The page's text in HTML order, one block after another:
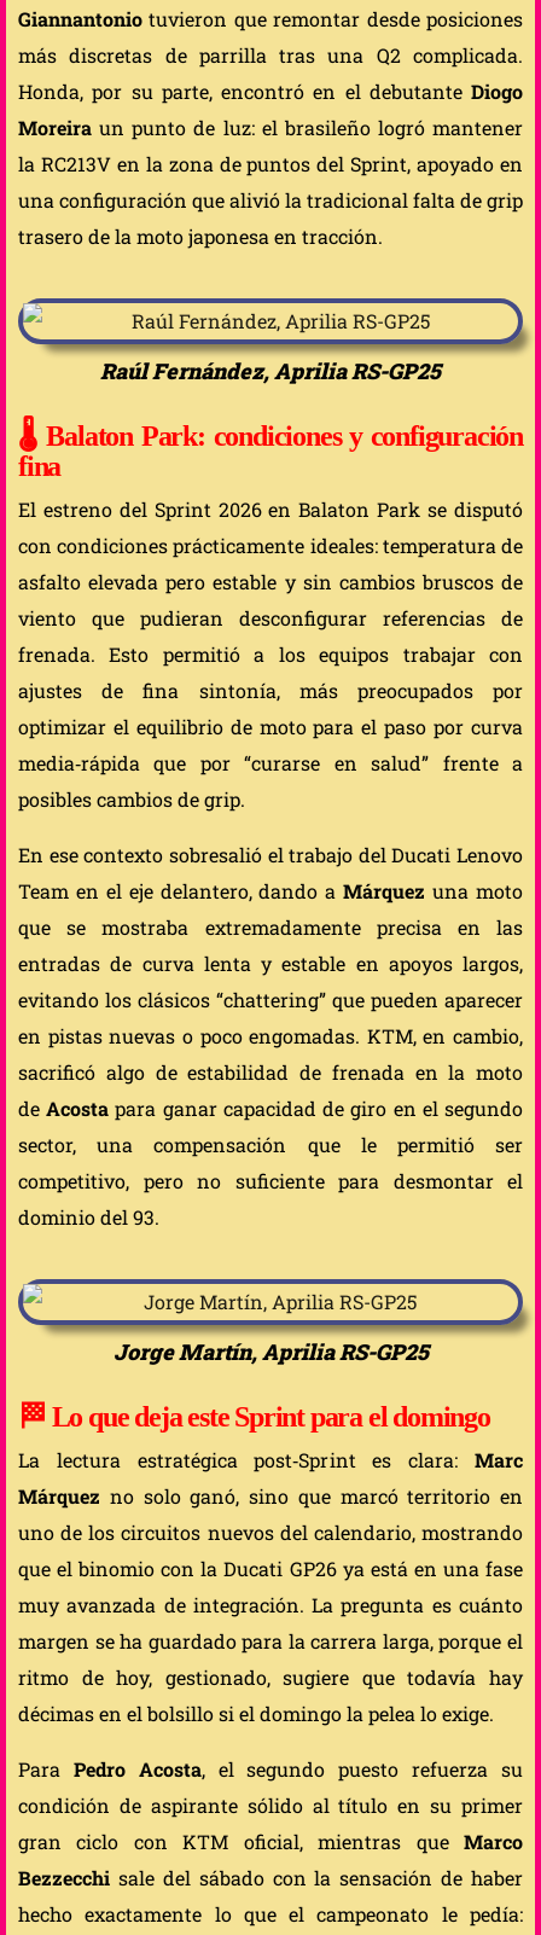
Giannantonio tuvieron que remontar desde posiciones
más discretas de parrilla tras una Q2 complicada.
Honda, por su parte, encontró en el debutante Diogo
Moreira un punto de luz: el brasileño logró mantener
la RC213V en la zona de puntos del Sprint, apoyado en
una configuración que alivió la tradicional falta de grip
trasero de la moto japonesa en tracción.
Raúl Fernández, Aprilia RS-GP25
🌡️ Balaton Park: condiciones y configuración
fina
El estreno del Sprint 2026 en Balaton Park se disputó
con condiciones prácticamente ideales: temperatura de
asfalto elevada pero estable y sin cambios bruscos de
viento que pudieran desconfigurar referencias de
frenada. Esto permitió a los equipos trabajar con
ajustes de fina sintonía, más preocupados por
optimizar el equilibrio de moto para el paso por curva
media‑rápida que por “curarse en salud” frente a
posibles cambios de grip.
En ese contexto sobresalió el trabajo del Ducati Lenovo
Team en el eje delantero, dando aMárquez una moto
que se mostraba extremadamente precisa en las
entradas de curva lenta y estable en apoyos largos,
evitando los clásicos “chattering” que pueden aparecer
en pistas nuevas o poco engomadas. KTM, en cambio,
sacrificó algo de estabilidad de frenada en la moto
deAcosta para ganar capacidad de giro en el segundo
sector, una compensación que le permitió ser
competitivo, pero no suficiente para desmontar el
dominio del 93.
Jorge Martín, Aprilia RS-GP25
🏁 Lo que deja este Sprint para el domingo
La lectura estratégica post‑Sprint es clara: Marc
Márquez no solo ganó, sino que marcó territorio en
uno de los circuitos nuevos del calendario, mostrando
que el binomio con la Ducati GP26 ya está en una fase
muy avanzada de integración. La pregunta es cuánto
margen se ha guardado para la carrera larga, porque el
ritmo de hoy, gestionado, sugiere que todavía hay
décimas en el bolsillo si el domingo la pelea lo exige.
Para Pedro Acosta, el segundo puesto refuerza su
condición de aspirante sólido al título en su primer
gran ciclo con KTM oficial, mientras que Marco
Bezzecchi sale del sábado con la sensación de haber
hecho exactamente lo que el campeonato le pedía: